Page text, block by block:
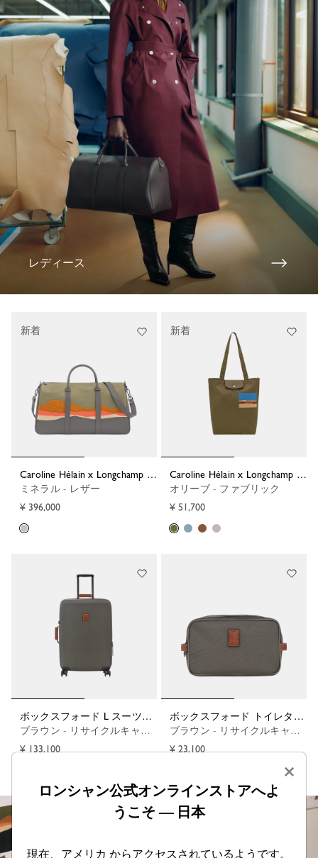
レディース
Caroline Hélain x Longchamp XL トラベルバッグ
ミネラル - レザー
¥ 396,000
新着
ボックスフォード L スーツケース
ブラウン - リサイクルキャンバス
¥ 133,100
Caroline Hélain x Longchamp M ショッピングバッグ
オリーブ - ファブリック
¥ 51,700
新着
ボックスフォード トイレタリーケース
ブラウン - リサイクルキャンバス
¥ 23,100
×
ロンシャン公式オンラインストアへよ
うこそ — 日本
現在、アメリカ からアクセスされているようです。